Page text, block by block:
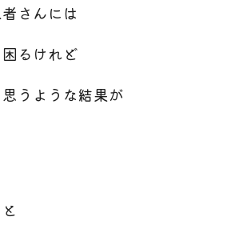
さんには
るけれど
うような結果が